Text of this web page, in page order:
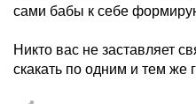
сами бабы к себе
Никто вас не заставляет
скакать по одним и тем же